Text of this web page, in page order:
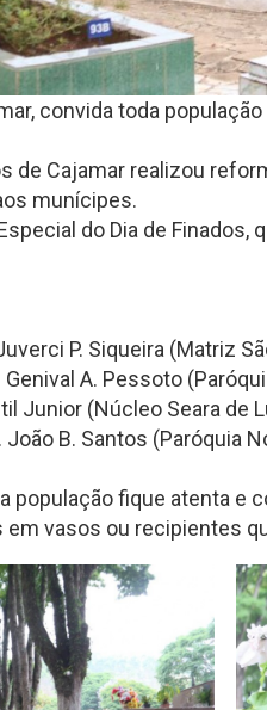
convida toda
de Cajamar realizou
munícipes.
do Dia de
P. Siqueira (Matriz
A. Pessoto
Junior (Núcleo Seara de
B. Santos (Paróquia
população fique atenta e
vasos ou recipientes